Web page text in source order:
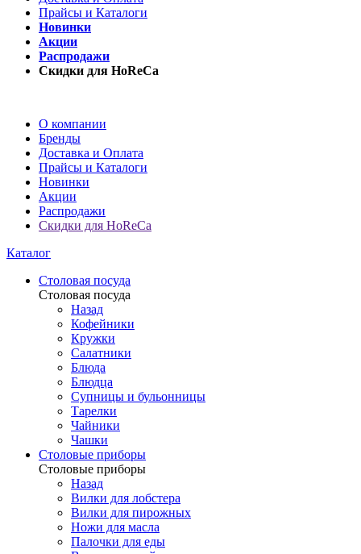
Прайсы и Каталоги
Новинки
Акции
Распродажи
Скидки для HoReCa
О компании
Бренды
Доставка и Оплата
Прайсы и Каталоги
Новинки
Акции
Распродажи
Скидки для HoReCa
Каталог
Столовая посуда
Столовая посуда
Назад
Кофейники
Кружки
Салатники
Блюда
Блюдца
Супницы и бульонницы
Тарелки
Чайники
Чашки
Cтоловые приборы
Cтоловые приборы
Назад
Вилки для лобстера
Вилки для пирожных
Ножи для масла
Палочки для еды